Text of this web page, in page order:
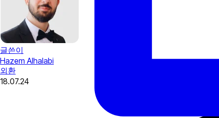
글쓴이
Hazem Alhalabi
외환
18.07.24